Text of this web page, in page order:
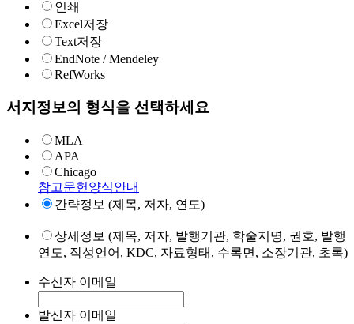
인쇄
Excel저장
Text저장
EndNote / Mendeley
RefWorks
서지정보의 형식을 선택하세요
MLA
APA
Chicago
참고문헌양식안내
간략정보 (제목, 저자, 연도)
상세정보 (제목, 저자, 발행기관, 학술지명, 권호, 발행
연도, 작성언어, KDC, 자료형태, 수록면, 소장기관, 초록)
수신자 이메일
발신자 이메일